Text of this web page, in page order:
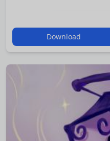
Игра с QSP-Compo 2023.
конкурсной версии:
отображается
отслеживать, на что
В главном меню можно
Незначительные
Download